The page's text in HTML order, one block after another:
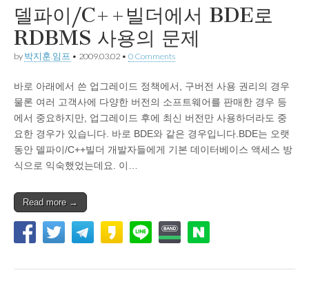
델파이/C++빌더에서 BDE로
RDBMS 사용의 문제
by 박지훈.임프 • 2009.03.02 • 0 Comments
바로 아래에서 쓴 업그레이드 정책에서, 구버전 사용 권리의 경우
물론 여러 고객사에 다양한 버전의 소프트웨어를 판매한 경우 등
에서 중요하지만, 업그레이드 후에 최신 버전만 사용하더라도 중
요한 경우가 있습니다. 바로 BDE와 같은 경우입니다.BDE는 오랫
동안 델파이/C++빌더 개발자들에게 기본 데이터베이스 액세스 방
식으로 익숙했었는데요. 이…
Read more →